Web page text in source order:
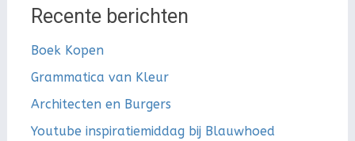
Recente berichten
Boek Kopen
Grammatica van Kleur
Architecten en Burgers
Youtube inspiratiemiddag bij Blauwhoed